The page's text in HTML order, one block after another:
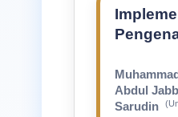
Abdul
Sarudin